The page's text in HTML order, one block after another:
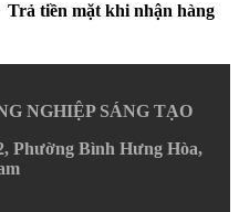
Trả tiền mặt khi nhận hàng
NGHIỆP SÁNG TẠO
Phường Bình Hưng Hòa,